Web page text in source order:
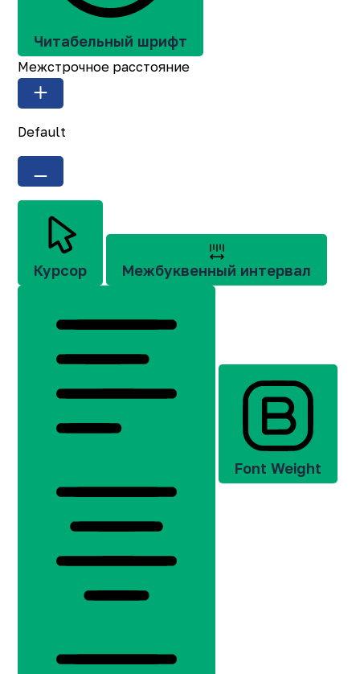
Читабельный шрифт
Межстрочное расстояние
Default
Курсор Межбуквенный интервал
Font Weight